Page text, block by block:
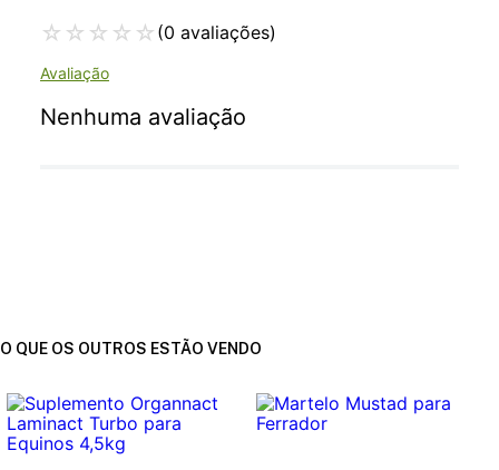
☆ ☆ ☆ ☆ ☆ (0 avaliações)
Nenhuma avaliação
O QUE OS OUTROS ESTÃO VENDO